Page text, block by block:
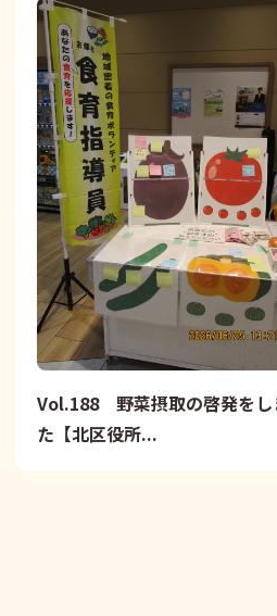
Vol.188 野菜摂取の啓発をし
た【北区役所...